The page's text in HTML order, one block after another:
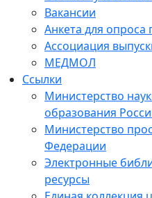
Вакансии
Анкета для опроса
Ассоциация
МЕДМОЛ
Ссылки
Министерство
образования
Министерство
Федерации
Электронные
ресурсы